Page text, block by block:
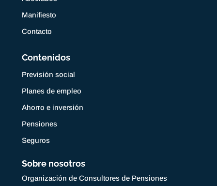
Manifiesto
Contacto
Contenidos
Previsión social
Planes de empleo
Ahorro e inversión
Pensiones
Seguros
Sobre nosotros
Organización de Consultores de Pensiones